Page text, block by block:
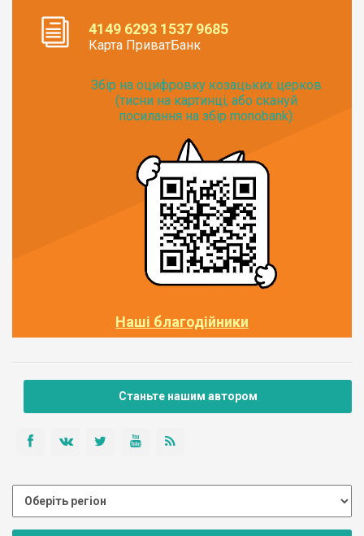
4149 6293 1537 9685
Карта ПриватБанк
Збір на оцифровку козацьких церков
(тисни на картинці, або скануй
посилання на збір monobank):
Наші благодійники
Станьте нашим автором